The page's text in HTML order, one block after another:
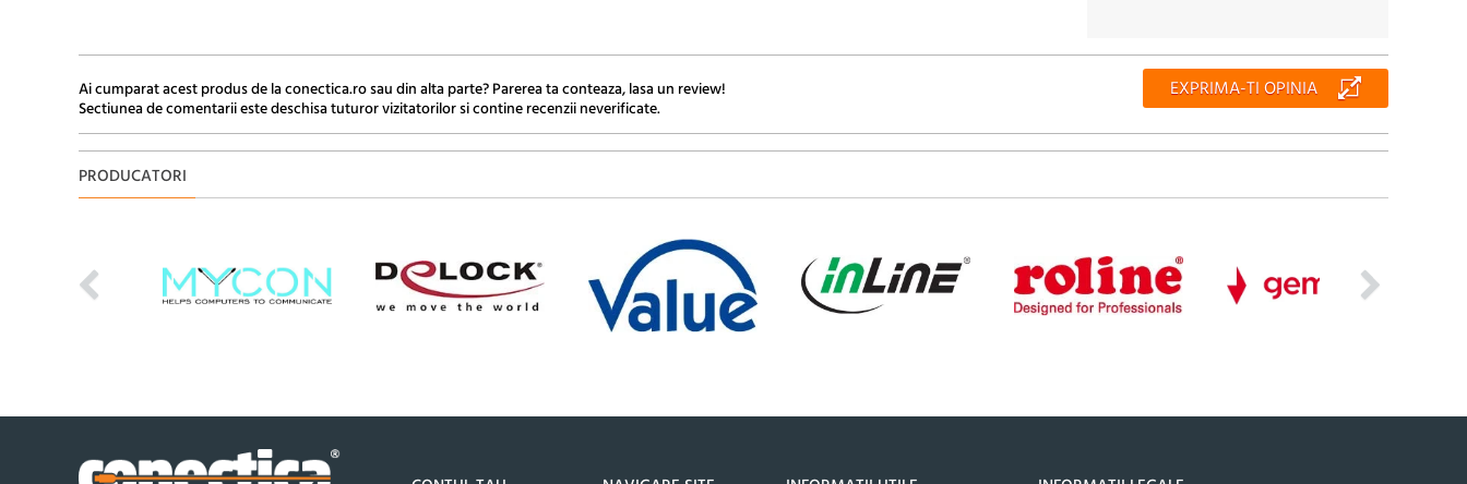
Ai cumparat acest produs de la conectica.ro sau din alta parte? Parerea ta conteaza, lasa un review!
Sectiunea de comentarii este deschisa tuturor vizitatorilor si contine recenzii neverificate.
EXPRIMA-TI OPINIA
PRODUCATORI